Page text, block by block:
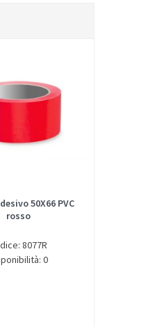
50X66 PVC
rosso
8077R
0